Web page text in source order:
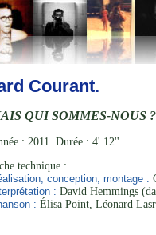
Courant.
QUI SOMMES-NOUS
: 2011. Durée : 4' 12''
technique :
conception, montage :
: David Hemmings
: Élisa Point, Léonard